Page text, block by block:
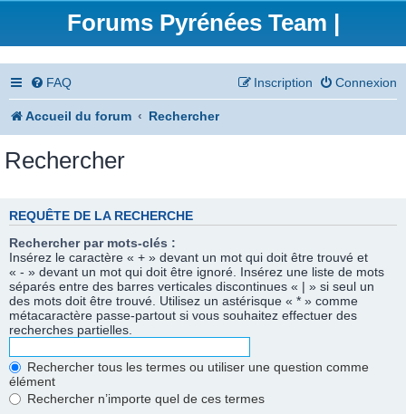
Forums Pyrénées Team |
FAQ Connexion
Inscription
Accueil du forum Rechercher
Rechercher
REQUÊTE DE LA RECHERCHE
Rechercher par mots-clés :
Insérez le caractère « + » devant un mot qui doit être trouvé et
« - » devant un mot qui doit être ignoré. Insérez une liste de mots
séparés entre des barres verticales discontinues « | » si seul un
des mots doit être trouvé. Utilisez un astérisque « * » comme
métacaractère passe-partout si vous souhaitez effectuer des
recherches partielles.
Rechercher tous les termes ou utiliser une question comme
élément
Rechercher n’importe quel de ces termes